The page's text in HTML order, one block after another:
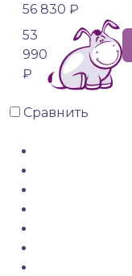
56 830 ₽
53
990
₽
Сравнить